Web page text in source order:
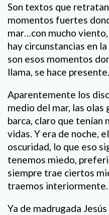
Son textos que
momentos fuertes
mar…con mucho
hay circunstancias en
son esos momentos
llama, se hace
Aparentemente los
medio del mar, las olas
barca, claro que tenían
vidas. Y era de noche,
oscuridad, lo que eso
tenemos miedo,
siempre trae ciertos
traemos interiormente.
Ya de madrugada